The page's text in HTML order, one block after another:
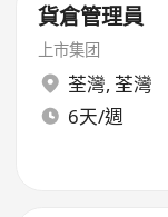
貨倉管理員
上市集团
荃灣, 荃灣
6天/週